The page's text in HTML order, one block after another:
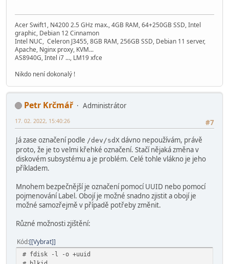
Acer Swift1, N4200 2.5 GHz max., 4GB RAM, 64+250GB SSD, Intel
graphic, Debian 12 Cinnamon
Intel NUC, Celeron J3455, 8GB RAM, 256GB SSD, Debian 11 server,
Apache, Nginx proxy, KVM...
AS8940G, Intel i7 ..., LM19 xfce
Nikdo není dokonalý !
Petr Krčmář
Administrátor
#7
17. 02. 2022, 15:40:26
Já zase označení podle /dev/sdX dávno nepoužívám, právě
proto, že je to velmi křehké označení. Stačí nějaká změna v
diskovém subsystému a je problém. Celé tohle vlákno je jeho
příkladem.
Mnohem bezpečnější je označení pomocí UUID nebo pomocí
pojmenování Label. Obojí je možné snadno zjistit a obojí je
možné samozřejmě v případě potřeby změnit.
Různé možnosti zjištění:
Kód [Vybrat]
# fdisk -l -o +uuid